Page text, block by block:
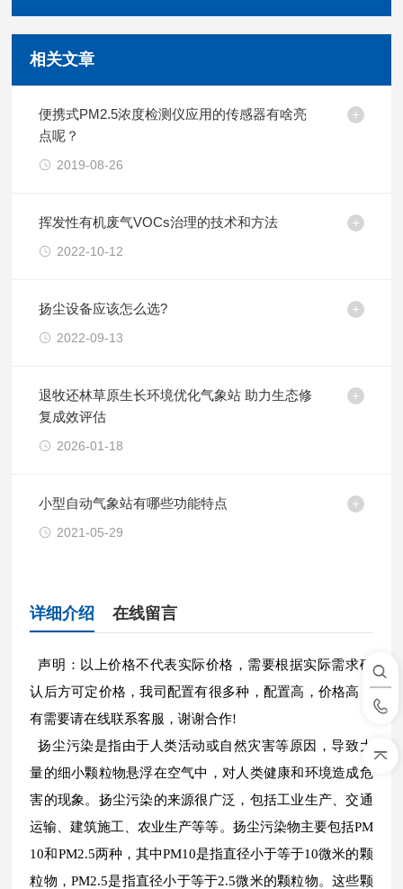
相关文章
便携式PM2.5浓度检测仪应用的传感器有啥亮
点呢？
2019-08-26
挥发性有机废气VOCs治理的技术和方法
2022-10-12
扬尘设备应该怎么选?
2022-09-13
退牧还林草原生长环境优化气象站 助力生态修
复成效评估
2026-01-18
小型自动气象站有哪些功能特点
2021-05-29
详细介绍 在线留言
声明：以上价格不代表实际价格，需要根据实际需求确
认后方可定价格，我司配置有很多种，配置高，价格高，
有需要请在线联系客服，谢谢合作!
扬尘污染是指由于人类活动或自然灾害等原因，导致大
量的细小颗粒物悬浮在空气中，对人类健康和环境造成危
害的现象。扬尘污染的来源很广泛，包括工业生产、交通
运输、建筑施工、农业生产等等。扬尘污染物主要包括PM
10和PM2.5两种，其中PM10是指直径小于等于10微米的颗
粒物，PM2.5是指直径小于等于2.5微米的颗粒物。这些颗